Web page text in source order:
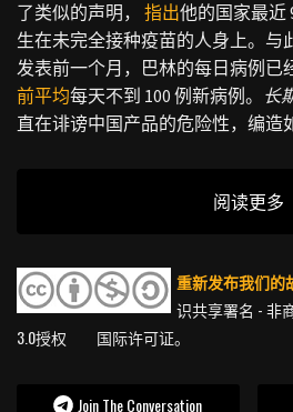
了类似的声明， 指出他的国家最近
生在未完全接种疫苗的人身上。与
发表前一个月，巴林的每日病例已
前平均每天不到 100 例新病例。 长
直在诽谤中国产品的危险性，编造
阅读更多
重新发布我们的
识共享署名 - 非
3.0授权 国际许可证。
Join The Conversation